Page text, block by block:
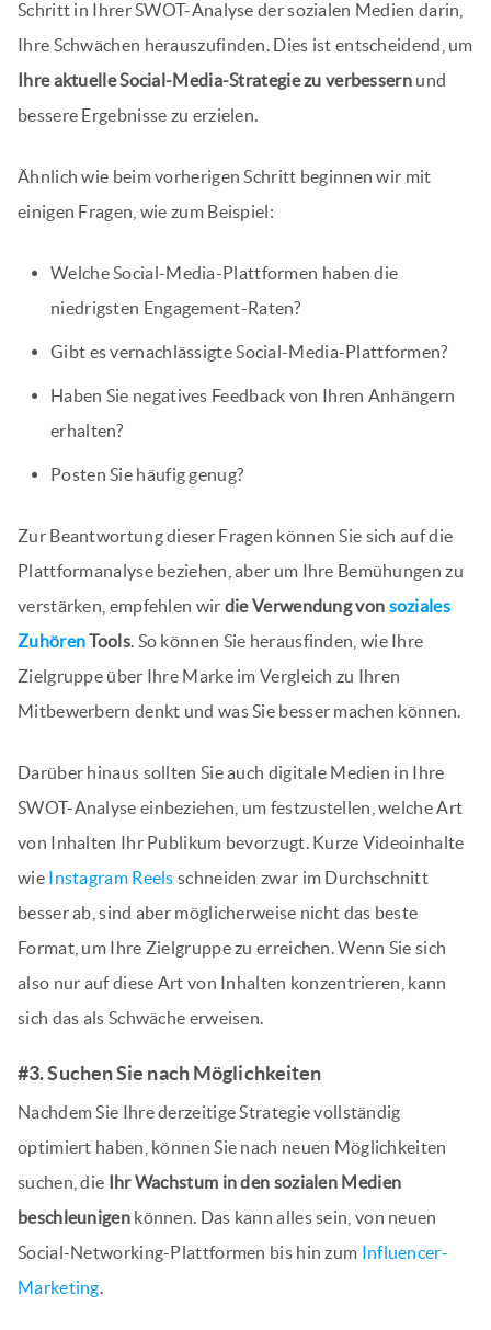
Schritt in Ihrer SWOT-Analyse der sozialen Medien darin,
Ihre Schwächen herauszufinden. Dies ist entscheidend, um
Ihre aktuelle Social-Media-Strategie zu verbessern und
bessere Ergebnisse zu erzielen.
Ähnlich wie beim vorherigen Schritt beginnen wir mit
einigen Fragen, wie zum Beispiel:
Welche Social-Media-Plattformen haben die
niedrigsten Engagement-Raten?
Gibt es vernachlässigte Social-Media-Plattformen?
Haben Sie negatives Feedback von Ihren Anhängern
erhalten?
Posten Sie häufig genug?
Zur Beantwortung dieser Fragen können Sie sich auf die
Plattformanalyse beziehen, aber um Ihre Bemühungen zu
verstärken, empfehlen wir die Verwendung von soziales
ZuhörenTools. So können Sie herausfinden, wie Ihre
Zielgruppe über Ihre Marke im Vergleich zu Ihren
Mitbewerbern denkt und was Sie besser machen können.
Darüber hinaus sollten Sie auch digitale Medien in Ihre
SWOT-Analyse einbeziehen, um festzustellen, welche Art
von Inhalten Ihr Publikum bevorzugt. Kurze Videoinhalte
wie Instagram Reels schneiden zwar im Durchschnitt
besser ab, sind aber möglicherweise nicht das beste
Format, um Ihre Zielgruppe zu erreichen. Wenn Sie sich
also nur auf diese Art von Inhalten konzentrieren, kann
sich das als Schwäche erweisen.
#3. Suchen Sie nach Möglichkeiten
Nachdem Sie Ihre derzeitige Strategie vollständig
optimiert haben, können Sie nach neuen Möglichkeiten
suchen, die Ihr Wachstum in den sozialen Medien
beschleunigenkönnen. Das kann alles sein, von neuen
Social-Networking-Plattformen bis hin zum Influencer-
Marketing